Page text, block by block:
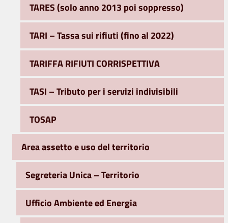
TARES (solo anno 2013 poi soppresso)
TARI – Tassa sui rifiuti (fino al 2022)
TARIFFA RIFIUTI CORRISPETTIVA
TASI – Tributo per i servizi indivisibili
TOSAP
Area assetto e uso del territorio
Segreteria Unica – Territorio
Ufficio Ambiente ed Energia